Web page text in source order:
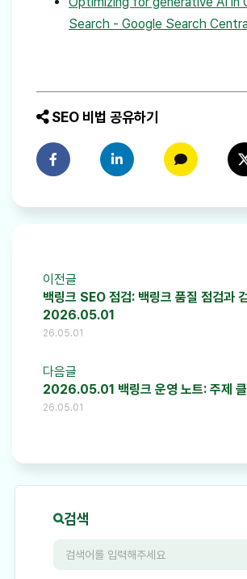
Search - Google Search
SEO 비법 공유하기
페이스북에 공유하기링크드인에 공유하기
카카오톡에
이전글
백링크 SEO 점검: 백링크 품질 점검과
2026.05.01
26.05.01
다음글
2026.05.01 백링크 운영 노트: 주제 클
26.05.01
검색